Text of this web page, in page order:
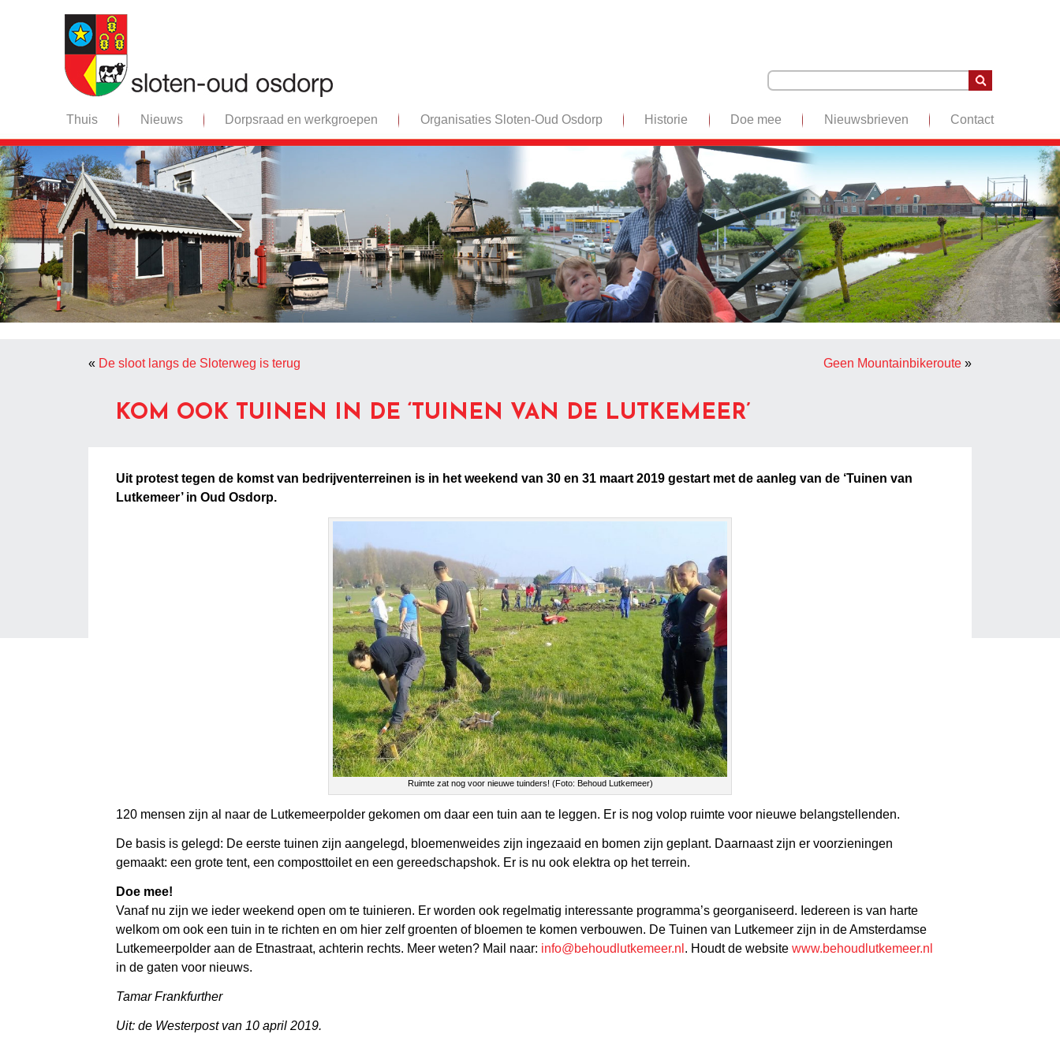
Thuis Nieuws Dorpsraad en werkgroepen Organisaties Sloten-Oud Osdorp Historie Doe mee Nieuwsbrieven Contact
« De sloot langs de Sloterweg is terug Geen Mountainbikeroute »
KOM OOK TUINEN IN DE ‘TUINEN VAN DE LUTKEMEER’
Uit protest tegen de komst van bedrijventerreinen is in het weekend van 30 en 31 maart 2019 gestart met de aanleg van de ‘Tuinen van
Lutkemeer’ in Oud Osdorp.
Ruimte zat nog voor nieuwe tuinders! (Foto: Behoud Lutkemeer)
120 mensen zijn al naar de Lutkemeerpolder gekomen om daar een tuin aan te leggen. Er is nog volop ruimte voor nieuwe belangstellenden.
De basis is gelegd: De eerste tuinen zijn aangelegd, bloemenweides zijn ingezaaid en bomen zijn geplant. Daarnaast zijn er voorzieningen
gemaakt: een grote tent, een composttoilet en een gereedschapshok. Er is nu ook elektra op het terrein.
Doe mee!
Vanaf nu zijn we ieder weekend open om te tuinieren. Er worden ook regelmatig interessante programma’s georganiseerd. Iedereen is van harte
welkom om ook een tuin in te richten en om hier zelf groenten of bloemen te komen verbouwen. De Tuinen van Lutkemeer zijn in de Amsterdamse
Lutkemeerpolder aan de Etnastraat, achterin rechts. Meer weten? Mail naar: info@behoudlutkemeer.nl . Houdt de website www.behoudlutkemeer.nl
in de gaten voor nieuws.
Tamar Frankfurther
Uit: de Westerpost van 10 april 2019.